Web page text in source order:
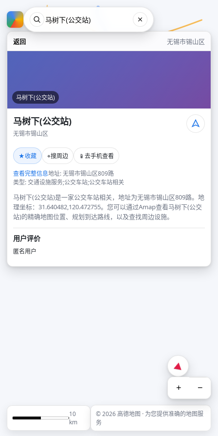
返回 无锡市锡山区
马树下(公交站)
马树下(公交站)
无锡市锡山区
★收藏 ⌖搜周边 📱 去手机查看
查看完整信息地址: 无锡市锡山区809路
类型: 交通设施服务;公交车站;公交车站相关
马树下(公交站)是一家公交车站相关，地址为无锡市锡山区809路。地
理坐标：31.640482,120.472755。您可以通过Amap查看马树下(公交
站)的精确地图位置、规划到达路线，以及查找周边设施。
用户评价
匿名用户
+ −
10
km
© 2026 高德地图 · 为您提供准确的地图服
务